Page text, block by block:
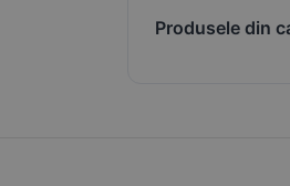
Produsele din